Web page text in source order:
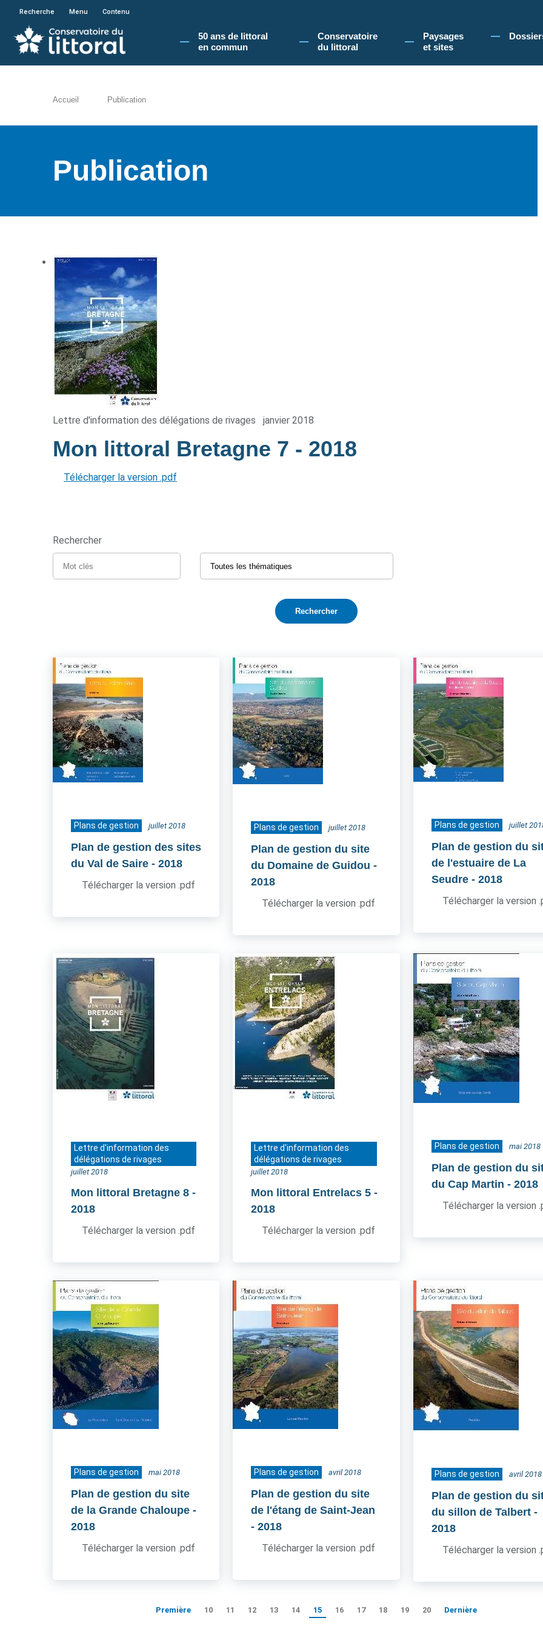
En poursuivant votre navigation sur le site du Conservatoire du littoral, vous acceptez l'utilisation de cookies pour vous
Recherche Menu Contenu
50 ans de littoral
en commun​
Conservatoire
du littoral
Paysages
et sites
Accueil Publication
Publication
Lettre d'information des délégations de rivages janvier 2018
Mon littoral Bretagne 7 - 2018
Télécharger la version .pdf
Rechercher
Plans de gestion juillet 2018
Plan de gestion des sites
du Val de Saire - 2018
Télécharger la version .pdf
Plans de gestion juillet 2018
Plan de gestion du site
du Domaine de Guidou -
2018
Télécharger la version .pdf
Plans de gestion juillet
Plan de gestion du
de l'estuaire de La
Seudre - 2018
Télécharger la version
Lettre d'information des
délégations de rivages
juillet 2018
Mon littoral Bretagne 8 -
2018
Télécharger la version .pdf
Lettre d'information des
délégations de rivages
juillet 2018
Mon littoral Entrelacs 5 -
2018
Télécharger la version .pdf
Plans de gestion mai 2018
Plan de gestion du
du Cap Martin - 2018
Télécharger la version
Plans de gestion mai 2018
Plan de gestion du site
de la Grande Chaloupe -
2018
Télécharger la version .pdf
Plans de gestion avril 2018
Plan de gestion du site
de l'étang de Saint-Jean
- 2018
Télécharger la version .pdf
Plans de gestion avril 2018
Plan de gestion du
du sillon de Talbert -
2018
Télécharger la version
Première 10 11 12 13 14 15 16 17 18 19 20 Dernière